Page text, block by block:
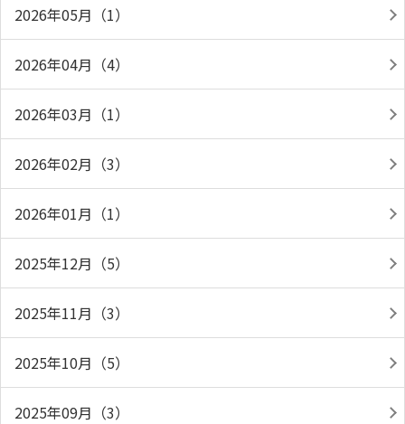
2026年05月（1）
2026年04月（4）
2026年03月（1）
2026年02月（3）
2026年01月（1）
2025年12月（5）
2025年11月（3）
2025年10月（5）
2025年09月（3）